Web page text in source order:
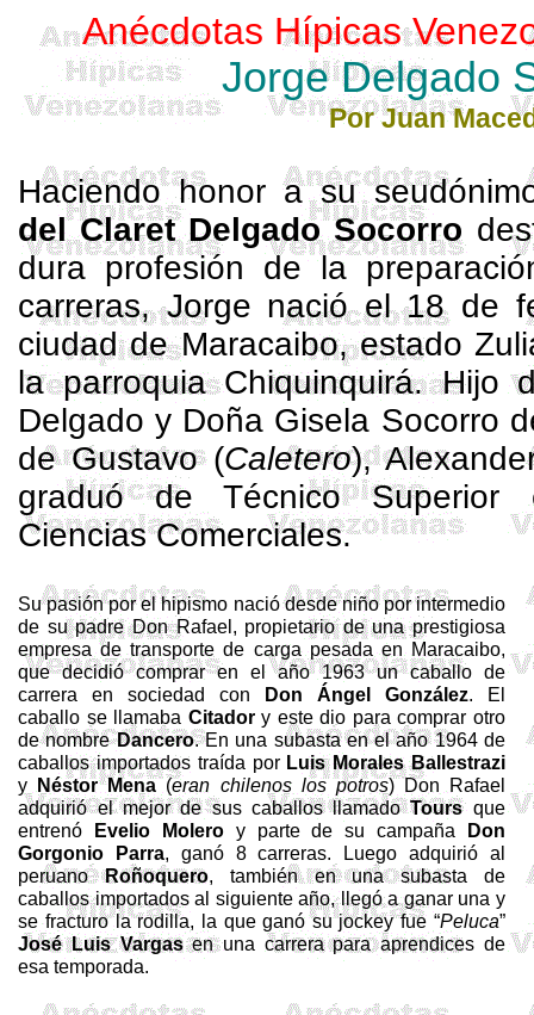
Anécdotas Hípicas
Jorge Delgado
Por Juan
Haciendo honor a su
del Claret Delgado Socorro
dura profesión de la
carreras, Jorge nació el 18 de
ciudad de Maracaibo, estado
la parroquia Chiquinquirá. Hijo
Delgado y Doña Gisela Socorro
de Gustavo (Caletero),
graduó de Técnico Superior
Ciencias Comerciales.
Su pasión por el hipismo nació desde niño por intermedio
de su padre Don Rafael, propietario de una prestigiosa
empresa de transporte de carga pesada en Maracaibo,
que decidió comprar en el año 1963 un caballo de
carrera en sociedad con Don Ángel González. El
caballo se llamaba Citadory este dio para comprar otro
de nombreDancero. En una subasta en el año 1964 de
caballos importados traída por Luis MoralesBallestrazi
y NéstorMena(eran chilenos los potros) Don Rafael
adquirió el mejor de sus caballos llamadoToursque
entrenó Evelio Moleroy parte de su campaña Don
Gorgonio Parra, ganó 8 carreras. Luego adquirió al
peruanoRoñoquero, también en una subasta de
caballos importados al siguiente año, llegó a ganar una y
se fracturo la rodilla, la que ganó su jockey fue “Peluca”
José Luis Vargasen una carrera para aprendices de
esa temporada.